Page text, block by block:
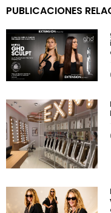
PUBLICACIONES